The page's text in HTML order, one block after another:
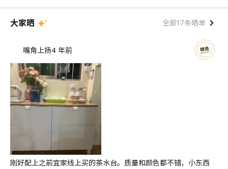
大家晒 全部17条晒单
嘴角上扬4 年前
刚好配上之前宜家线上买的茶水台。质量和颜色都不错，小东西